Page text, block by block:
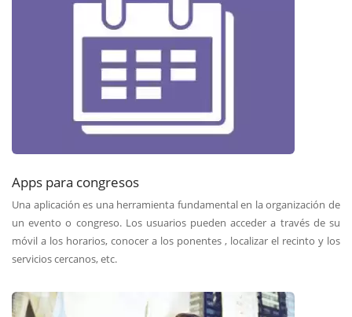
Apps para congresos
Una aplicación es una herramienta fundamental en la organización de
un evento o congreso. Los usuarios pueden acceder a través de su
móvil a los horarios, conocer a los ponentes , localizar el recinto y los
servicios cercanos, etc.